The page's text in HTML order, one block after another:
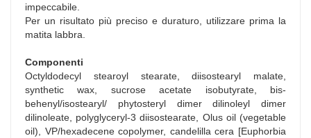
impeccabile.
Per un risultato più preciso e duraturo, utilizzare prima la
matita labbra.
Componenti
Octyldodecyl stearoyl stearate, diisostearyl malate,
synthetic wax, sucrose acetate isobutyrate, bis-
behenyl/isostearyl/ phytosteryl dimer dilinoleyl dimer
dilinoleate, polyglyceryl-3 diisostearate, Olus oil (vegetable
oil), VP/hexadecene copolymer, candelilla cera [Euphorbia